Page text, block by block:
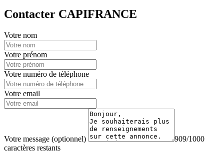
Contacter CAPIFRANCE
Votre nom
Votre prénom
Votre numéro de téléphone
Votre email
Votre message (optionnel)
909/1000
caractères restants